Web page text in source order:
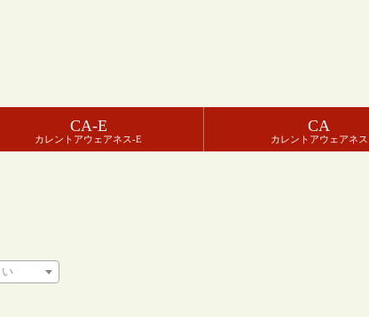
CA-E
カレントアウェアネス-E
CA
カレントアウェアネス